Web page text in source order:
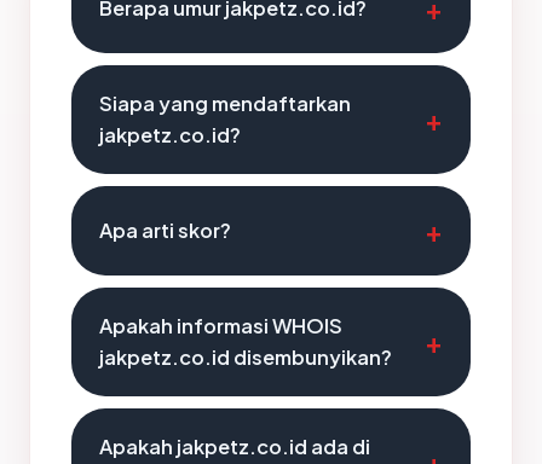
Berapa umur jakpetz.co.id?
Siapa yang mendaftarkan
jakpetz.co.id?
Apa arti skor?
Apakah informasi WHOIS
jakpetz.co.id disembunyikan?
Apakah jakpetz.co.id ada di